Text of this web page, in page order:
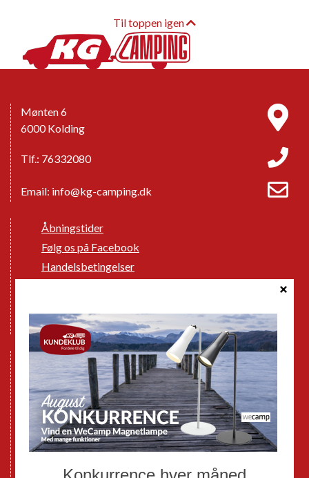
Til toppen igen
Mønten 6
6000 Kolding
Tlf.: 76332080
Email: info@kg-camping.dk
Åbningstider
Følg os på Facebook
Handelsbetingelser
GPDR - Optagelse af foto og video
Nye Campingvogne
Nye Autocampere og Vans
Brugte Campingvogne
Brugte Autocampere og Vans
Webshop